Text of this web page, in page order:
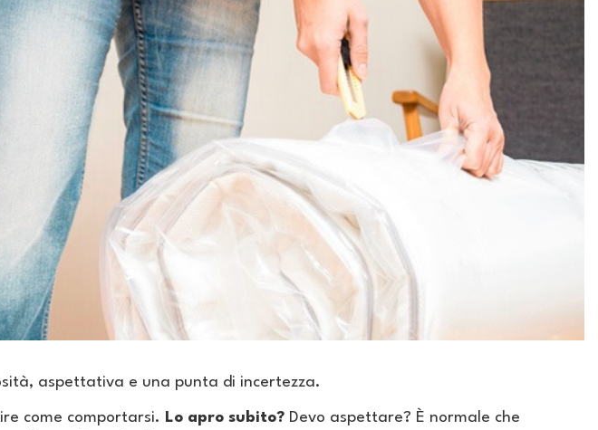
aspettativa e una punta di incertezza.
come comportarsi. Lo apro subito? Devo aspettare? È normale che